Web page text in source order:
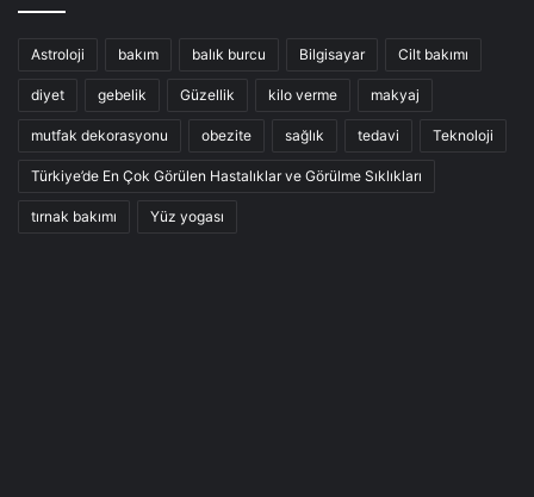
Astroloji bakım balık burcu Bilgisayar Cilt bakımı
diyet gebelik Güzellik kilo verme makyaj
mutfak dekorasyonu obezite sağlık tedavi Teknoloji
Türkiye’de En Çok Görülen Hastalıklar ve Görülme Sıklıkları
tırnak bakımı Yüz yogası